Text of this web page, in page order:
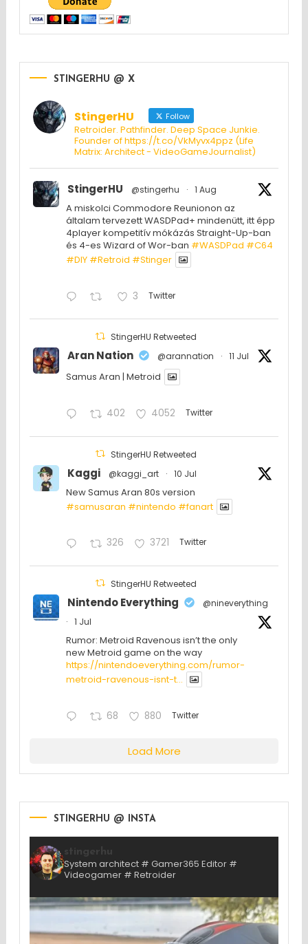
STINGERHU @ X
StingerHU Follow
Retroider. Pathfinder. Deep Space Junkie.
Founder of https://t.co/VkMyvx4ppz (Life
Matrix: Architect - VideoGameJournalist)
StingerHU @stingerhu · 1 Aug
A miskolci Commodore Reunionon az
általam tervezett WASDPad+ mindenütt, itt épp
4player kompetitív mókázás Straight-Up-ban
és 4-es Wizard of Wor-ban #WASDPad #C64
#DIY #Retroid #Stinger
3 Twitter
StingerHU Retweeted
Aran Nation @arannation · 11 Jul
Samus Aran | Metroid
402 4052 Twitter
StingerHU Retweeted
Kaggi @kaggi_art · 10 Jul
New Samus Aran 80s version
#samusaran #nintendo #fanartㅤㅤㅤㅤ
326 3721 Twitter
StingerHU Retweeted
Nintendo Everything
@nineverything
·
1 Jul
Rumor: Metroid Ravenous isn’t the only
new Metroid game on the way
https://nintendoeverything.com/rumor-
metroid-ravenous-isnt-t...
68 880 Twitter
Load More
STINGERHU @ INSTA
System architect # Gamer365 Editor #
Videogamer # Retroider